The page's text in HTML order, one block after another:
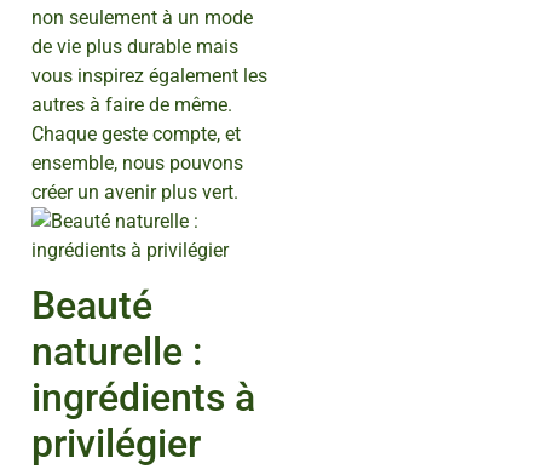
non seulement à un mode
de vie plus durable mais
vous inspirez également les
autres à faire de même.
Chaque geste compte, et
ensemble, nous pouvons
créer un avenir plus vert.
Beauté
naturelle :
ingrédients à
privilégier